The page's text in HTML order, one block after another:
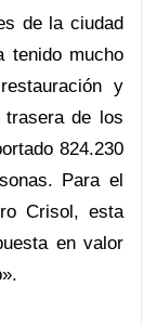
de la ciudad
tenido mucho
y
de los
824.230
Para el
Crisol, esta
en valor